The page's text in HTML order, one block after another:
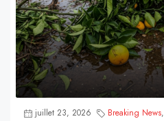
juillet 23, 2026 Breaking News,